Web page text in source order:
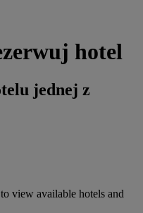
hotel
jednej z
view available hotels and